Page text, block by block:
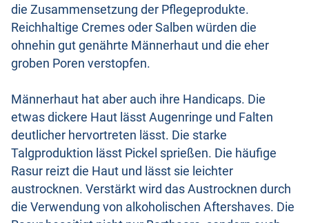
die Zusammensetzung der Pflegeprodukte.
Reichhaltige Cremes oder Salben würden die
ohnehin gut genährte Männerhaut und die eher
groben Poren verstopfen.
Männerhaut hat aber auch ihre Handicaps. Die
etwas dickere Haut lässt Augenringe und Falten
deutlicher hervortreten lässt. Die starke
Talgproduktion lässt Pickel sprießen. Die häufige
Rasur reizt die Haut und lässt sie leichter
austrocknen. Verstärkt wird das Austrocknen durch
die Verwendung von alkoholischen Aftershaves. Die